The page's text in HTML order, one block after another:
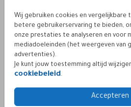
Wij gebruiken cookies en vergelijkbare
betere gebruikerservaring te bieden,
onze prestaties te analyseren en voor
mediadoeleinden (het weergeven van
advertenties).
Je kunt jouw toestemming altijd
cookiebeleid.
Accepteren
locaties die zich niet in één
vangen. Perfect voor
hebben gekozen met emotionele
Nederlandse uitstraling. Dankzij
krijgen deze locaties een warme,
de